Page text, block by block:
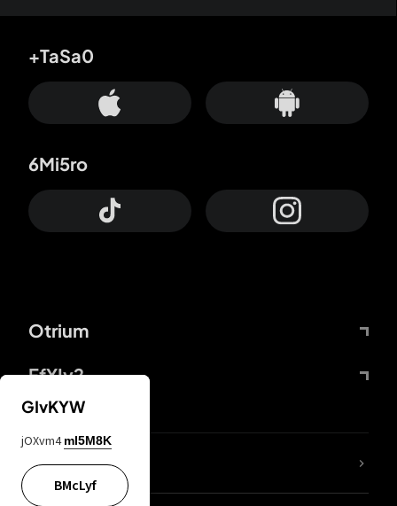
Otrium
FfYIy2
+TaSa0
6Mi5ro
KIjvtr
GIvKYW
jOXvm4 mI5M8K
BMcLyf